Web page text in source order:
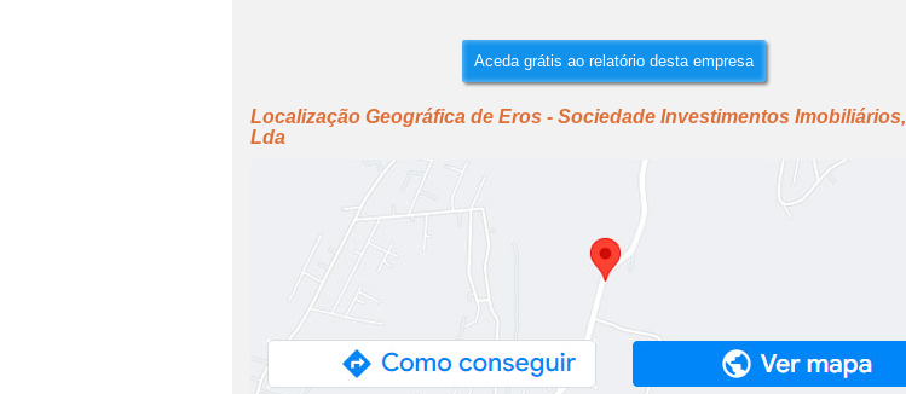
Aceda grátis ao relatório desta empresa
Localização Geográfica de Eros - Sociedade Investimentos Imobiliários,
Lda